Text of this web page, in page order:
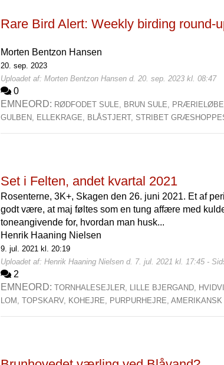
Rare Bird Alert: Weekly birding round-
Morten Bentzon Hansen
20. sep. 2023
Uploadet af: Morten Bentzon Hansen d. 20. sep. 2023 kl. 08:47
0
EMNEORD: RØDFODET SULE, BRUN SULE,
GULBEN, ELLEKRAGE, BLÅSTJERT, STRIBET
Set i Felten, andet kvartal 2021
Rosenterne, 3K+, Skagen den 26. juni 2021. Et af
godt være, at maj føltes som en tung affære med
toneangivende for, hvordan man husk...
Henrik Haaning Nielsen
9. jul. 2021 kl. 20:19
Uploadet af: Henrik Haaning Nielsen d. 7. jul. 2021 kl. 17:45 -
2
EMNEORD:TORNHALESEJLER, LILLE BJERGAND,
LOM,TOPSKARV, KOHEJRE, PURPURHEJRE,